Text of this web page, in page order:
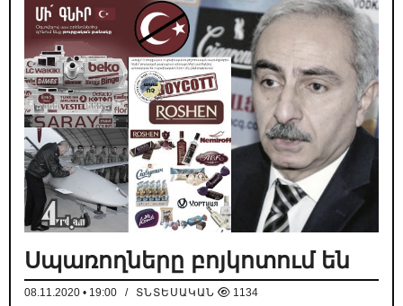
Սպառողները բոյկոտում են
08.11.2020 • 19:00 / ՏՆՏԵՍԱԿԱՆ 1134